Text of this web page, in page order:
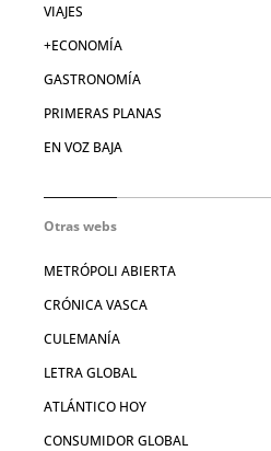
VIAJES
+ECONOMÍA
GASTRONOMÍA
PRIMERAS PLANAS
EN VOZ BAJA
Otras webs
METRÓPOLI ABIERTA
CRÓNICA VASCA
CULEMANÍA
LETRA GLOBAL
ATLÁNTICO HOY
CONSUMIDOR GLOBAL